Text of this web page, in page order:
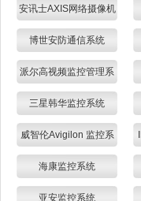
安讯士AXIS网络摄像机
博世安防通信系统
派尔高视频监控管理系
三星韩华监控系统
威智伦Avigilon 监控系
海康监控系统
亚安监控系统